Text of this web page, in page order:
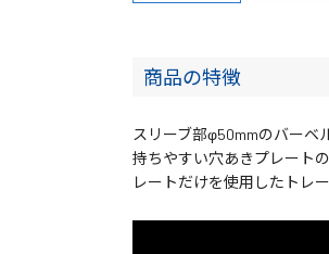
商品の特徴
スリーブ部φ50mmのバーベ
持ちやすい穴あきプレート
レートだけを使用したトレ